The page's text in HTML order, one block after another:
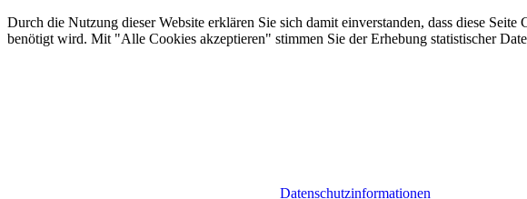
Durch die Nutzung dieser Website erklären Sie sich damit einverstanden, dass diese
benötigt wird. Mit "Alle Cookies akzeptieren" stimmen Sie der Erhebung statistischer
Datenschutzinformationen